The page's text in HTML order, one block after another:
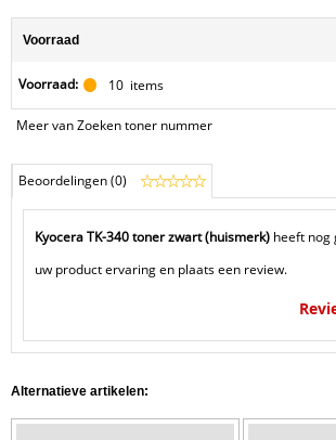
Voorraad
Voorraad: 10 items
Meer van Zoeken toner nummer
Beoordelingen (0)
Kyocera TK-340 toner zwart (huismerk) heeft nog
uw product ervaring en plaats een review.
Alternatieve artikelen: